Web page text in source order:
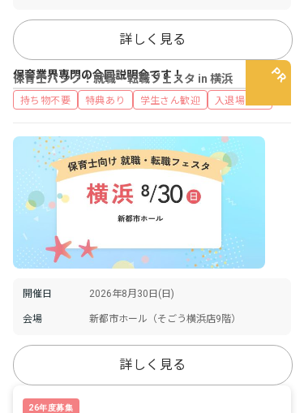
詳しく見る
保育士バンク！就職・転職フェスタ in 横浜
保育業界専門の合同説明会です！
持ち物不要 特典あり 学生さん歓迎 入退場自由
開催日 2026年8月30日(日)
会場 新都市ホール（そごう横浜店9階）
詳しく見る
26年度募集